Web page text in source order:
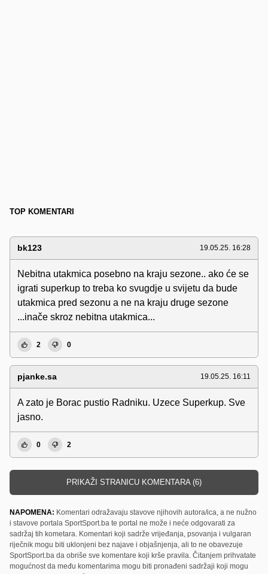
TOP KOMENTARI
bk123 19.05.25. 16:28
Nebitna utakmica posebno na kraju sezone.. ako će se
igrati superkup to treba ko svugdje u svijetu da bude
utakmica pred sezonu a ne na kraju druge sezone
...inače skroz nebitna utakmica...
2 0
pjanke.sa 19.05.25. 16:11
A zato je Borac pustio Radniku. Uzece Superkup. Sve
jasno.
0 2
PRIKAŽI STRANICU KOMENTARA (6)
NAPOMENA: Komentari odražavaju stavove njihovih autora/ica, a ne nužno
i stavove portala SportSport.ba te portal ne može i neće odgovarati za
sadržaj tih kometara. Komentari koji sadrže vrijeđanja, psovanja i vulgaran
riječnik mogu biti uklonjeni bez najave i objašnjenja, ali to ne obavezuje
SportSport.ba da obriše sve komentare koji krše pravila. Čitanjem prihvatate
mogućnost da među komentarima mogu biti pronađeni sadržaji koji mogu